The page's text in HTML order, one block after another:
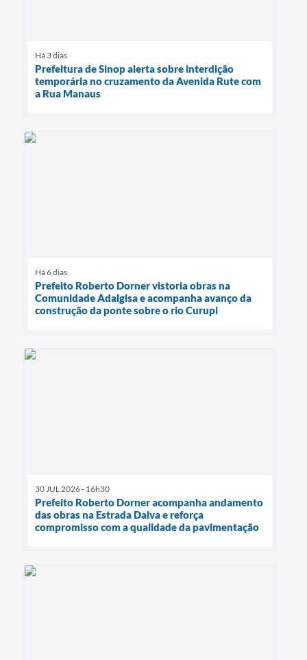
Há 3 dias
Prefeitura de Sinop alerta sobre interdição
temporária no cruzamento da Avenida Rute com
a Rua Manaus
Há 6 dias
Prefeito Roberto Dorner vistoria obras na
Comunidade Adalgisa e acompanha avanço da
construção da ponte sobre o rio Curupi
30 JUL 2026 - 16h30
Prefeito Roberto Dorner acompanha andamento
das obras na Estrada Dalva e reforça
compromisso com a qualidade da pavimentação